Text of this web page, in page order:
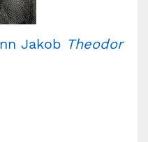
Jakob Theodor